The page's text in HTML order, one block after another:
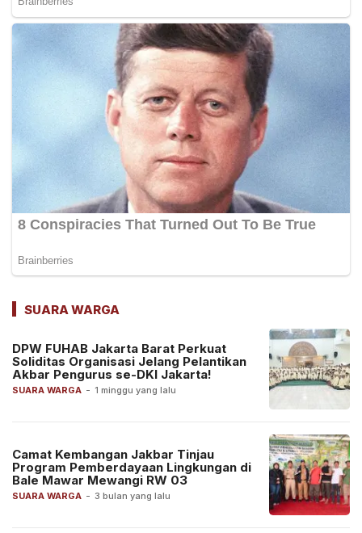
SUARA WARGA
SUARA WARGA - 1 minggu yang lalu
DPW FUHAB Jakarta Barat Perkuat
Soliditas Organisasi Jelang Pelantikan
Akbar Pengurus se-DKI Jakarta!
SUARA WARGA - 3 bulan yang lalu
Camat Kembangan Jakbar Tinjau
Program Pemberdayaan Lingkungan di
Bale Mawar Mewangi RW 03